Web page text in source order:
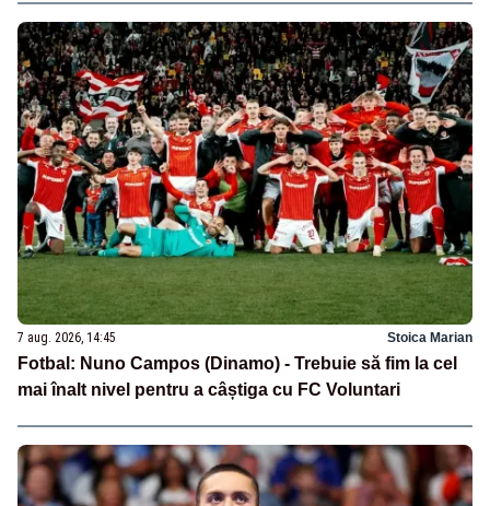
7 aug. 2026, 14:45 Stoica Marian
Fotbal: Nuno Campos (Dinamo) - Trebuie să fim la cel
mai înalt nivel pentru a câștiga cu FC Voluntari